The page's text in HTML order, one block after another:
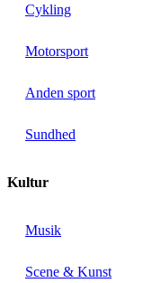
Cykling
Motorsport
Anden sport
Sundhed
Kultur
Musik
Scene & Kunst